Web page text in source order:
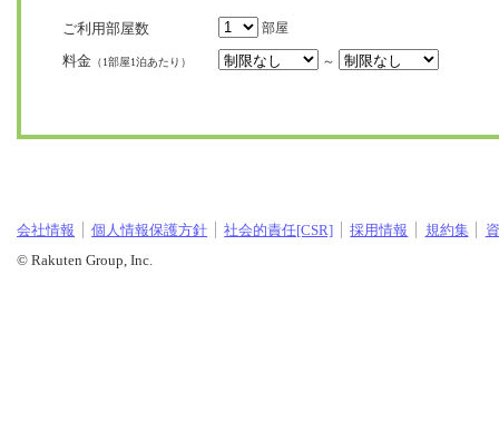
ご利用部屋数 部屋
料金 （1部屋1泊あたり） ～
会社情報 個人情報保護方針 社会的責任[CSR] 採用情報 規約集
© Rakuten Group, Inc.